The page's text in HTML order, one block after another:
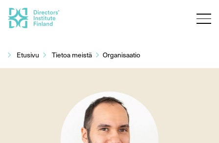
sisältöön
Etusivu Tietoa meistä Organisaatio